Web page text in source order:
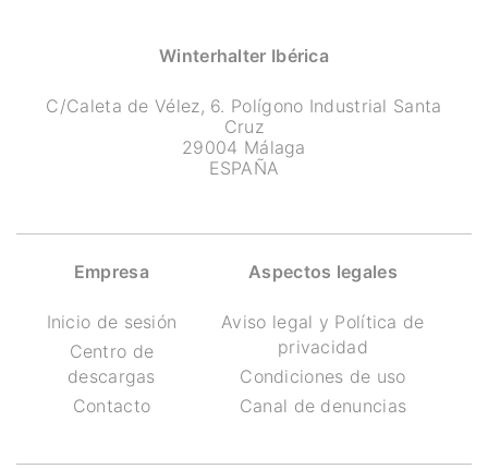
Winterhalter Ibérica
C/Caleta de Vélez, 6. Polígono Industrial Santa
Cruz
29004 Málaga
ESPAÑA
Empresa
Inicio de sesión
Centro de
descargas
Contacto
Aspectos legales
Aviso legal y Política de
privacidad
Condiciones de uso
Canal de denuncias